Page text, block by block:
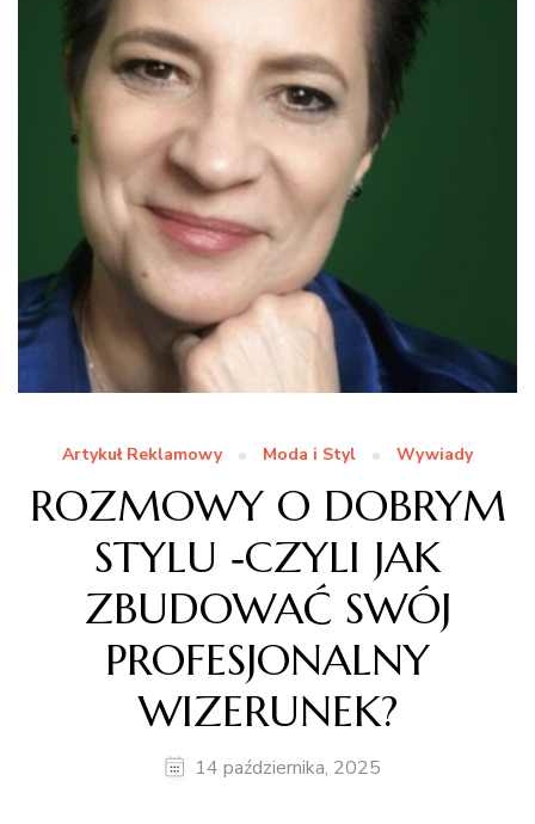
Artykuł Reklamowy Moda i Styl Wywiady
ROZMOWY O DOBRYM
STYLU ‑CZYLI JAK
ZBUDOWAĆ SWÓJ
PROFESJONALNY
WIZERUNEK?
14 października, 2025